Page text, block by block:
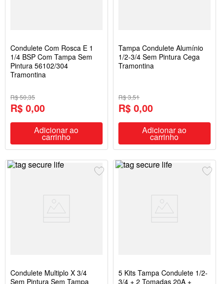
Condulete Com Rosca E 1
1/4 BSP Com Tampa Sem
Pintura 56102/304
Tramontina
R$ 50,35
R$ 0,00
Adicionar ao
carrinho
Tampa Condulete Alumínio
1/2-3/4 Sem Pintura Cega
Tramontina
R$ 3,51
R$ 0,00
Adicionar ao
carrinho
Condulete Multiplo X 3/4
Sem Pintura Sem Tampa
5 Kits Tampa Condulete 1/2-
3/4 + 2 Tomadas 20A +